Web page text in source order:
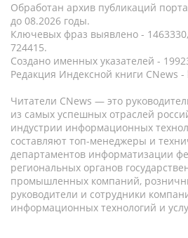
Обработан архив публикаций
до 08.2026 годы.
Ключевых фраз выявлено -
724415.
Создано именных указателей -
Редакция Индексной книги CNews -
Читатели CNews — это
из самых успешных отраслей
индустрии информационных
составляют топ-менеджеры и
департаментов информатизации
региональных органов
промышленных компаний,
руководители и сотрудники
информационных технологий и